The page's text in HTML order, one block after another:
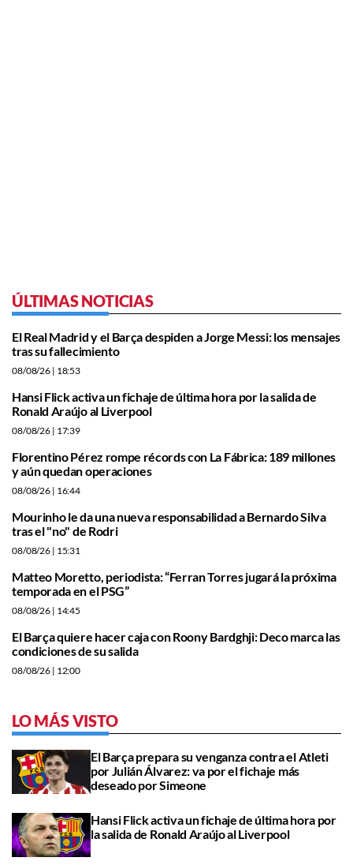
ÚLTIMAS NOTICIAS
El Real Madrid y el Barça despiden a Jorge Messi: los mensajes
tras su fallecimiento
08/08/26 | 18:53
Hansi Flick activa un fichaje de última hora por la salida de
Ronald Araújo al Liverpool
08/08/26 | 17:39
Florentino Pérez rompe récords con La Fábrica: 189 millones
y aún quedan operaciones
08/08/26 | 16:44
Mourinho le da una nueva responsabilidad a Bernardo Silva
tras el "no" de Rodri
08/08/26 | 15:31
Matteo Moretto, periodista: “Ferran Torres jugará la próxima
temporada en el PSG”
08/08/26 | 14:45
El Barça quiere hacer caja con Roony Bardghji: Deco marca las
condiciones de su salida
08/08/26 | 12:00
LO MÁS VISTO
El Barça prepara su venganza contra el Atleti
por Julián Álvarez: va por el fichaje más
deseado por Simeone
Hansi Flick activa un fichaje de última hora por
la salida de Ronald Araújo al Liverpool